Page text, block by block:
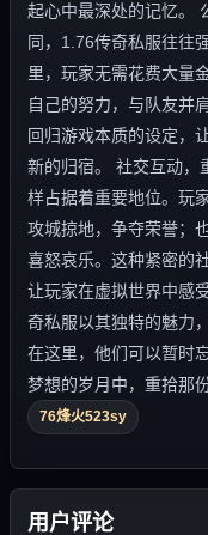
起心中最深处的记忆。
同，1.76传奇私服往往
里，玩家无需花费大量
自己的努力，与队友并
回归游戏本质的设定，
新的归宿。 社交互动，
样占据着重要地位。玩
攻城掠地，争夺荣誉；
喜怒哀乐。这种紧密的
让玩家在虚拟世界中感
奇私服以其独特的魅力
在这里，他们可以暂时
梦想的岁月中，重拾那
76烽火523sy
用户评论